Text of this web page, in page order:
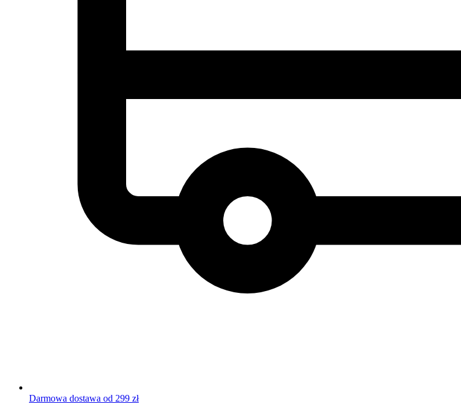
Darmowa dostawa od 299 zł